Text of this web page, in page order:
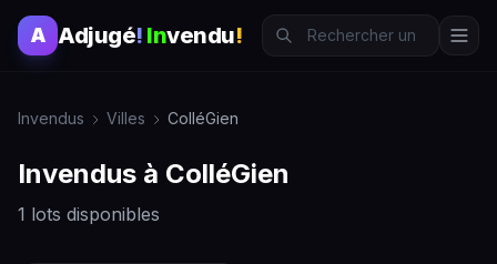
A Adjugé! Invendu!
Invendus Villes ColléGien
Invendus à ColléGien
1 lots disponibles